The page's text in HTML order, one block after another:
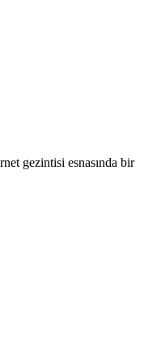
gezintisi esnasında bir